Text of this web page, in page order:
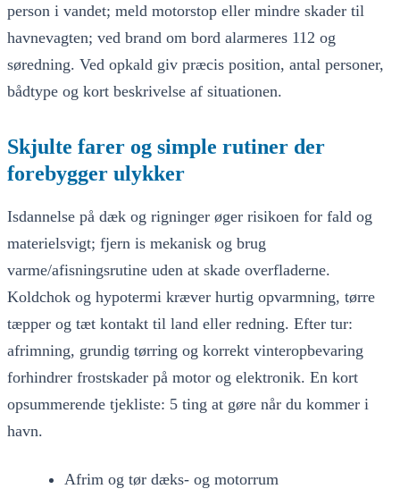
person i vandet; meld motorstop eller mindre skader til
havnevagten; ved brand om bord alarmeres 112 og
søredning. Ved opkald giv præcis position, antal personer,
bådtype og kort beskrivelse af situationen.
Skjulte farer og simple rutiner der
forebygger ulykker
Isdannelse på dæk og rigninger øger risikoen for fald og
materielsvigt; fjern is mekanisk og brug
varme/afisningsrutine uden at skade overfladerne.
Koldchok og hypotermi kræver hurtig opvarmning, tørre
tæpper og tæt kontakt til land eller redning. Efter tur:
afrimning, grundig tørring og korrekt vinteropbevaring
forhindrer frostskader på motor og elektronik. En kort
opsummerende tjekliste: 5 ting at gøre når du kommer i
havn.
Afrim og tør dæks- og motorrum